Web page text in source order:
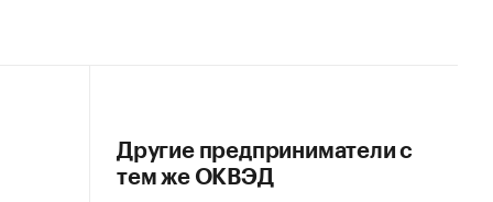
Другие предприниматели с
тем же ОКВЭД